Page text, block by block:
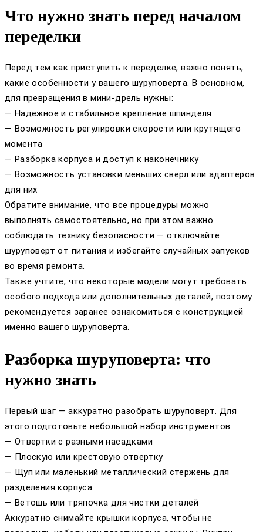
Что нужно знать перед началом
переделки
Перед тем как приступить к переделке, важно понять,
какие особенности у вашего шуруповерта. В основном,
для превращения в мини-дрель нужны:
— Надежное и стабильное крепление шпинделя
— Возможность регулировки скорости или крутящего
момента
— Разборка корпуса и доступ к наконечнику
— Возможность установки меньших сверл или адаптеров
для них
Обратите внимание, что все процедуры можно
выполнять самостоятельно, но при этом важно
соблюдать технику безопасности — отключайте
шуруповерт от питания и избегайте случайных запусков
во время ремонта.
Также учтите, что некоторые модели могут требовать
особого подхода или дополнительных деталей, поэтому
рекомендуется заранее ознакомиться с конструкцией
именно вашего шуруповерта.
Разборка шуруповерта: что
нужно знать
Первый шаг — аккуратно разобрать шуруповерт. Для
этого подготовьте небольшой набор инструментов:
— Отвертки с разными насадками
— Плоскую или крестовую отвертку
— Щуп или маленький металлический стержень для
разделения корпуса
— Ветошь или тряпочка для чистки деталей
Аккуратно снимайте крышки корпуса, чтобы не